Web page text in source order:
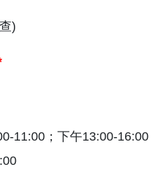
)
11:00；下午13:00-16:00